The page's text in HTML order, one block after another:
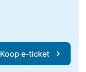
Koop e-ticket